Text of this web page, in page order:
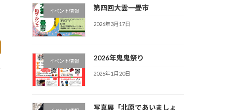
イベント情報 第四回大雲一畳市
2026年3月17日
イベント情報 2026年鬼鬼祭り
2026年1月20日
写真展「北原であいましょ